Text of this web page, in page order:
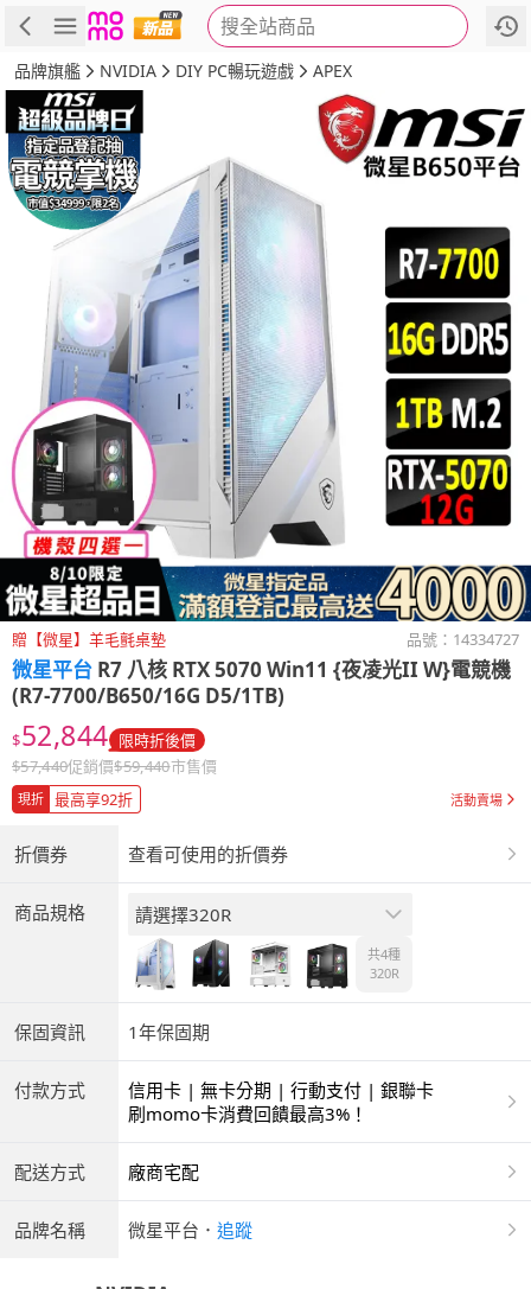
搜全站商品
商品 評價 詳情 規格
品牌旗艦 NVIDIA DIY PC暢玩遊戲 APEX
贈【微星】羊毛氈桌墊 品號： 14334727
微星平台 R7 八核 RTX 5070 Win11 {夜凌光II W}電競機
(R7-7700/B650/16G D5/1TB)
$52,844 限時折後價
$57,440促銷價$59,440市售價
現折 最高享92折 活動賣場
折價券 查看可使用的折價券
商品規格 請選擇320R
共4種
320R
保固資訊 1年保固期
付款方式
信用卡 | 無卡分期 | 行動支付 | 銀聯卡
刷momo卡消費回饋最高3%！
配送方式 廠商宅配
品牌名稱 微星平台 ． 追蹤